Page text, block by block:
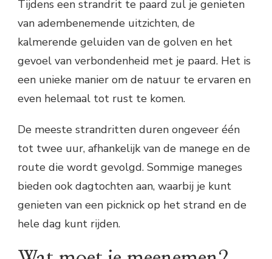
Tijdens een strandrit te paard zul je genieten
van adembenemende uitzichten, de
kalmerende geluiden van de golven en het
gevoel van verbondenheid met je paard. Het is
een unieke manier om de natuur te ervaren en
even helemaal tot rust te komen.
De meeste strandritten duren ongeveer één
tot twee uur, afhankelijk van de manege en de
route die wordt gevolgd. Sommige maneges
bieden ook dagtochten aan, waarbij je kunt
genieten van een picknick op het strand en de
hele dag kunt rijden.